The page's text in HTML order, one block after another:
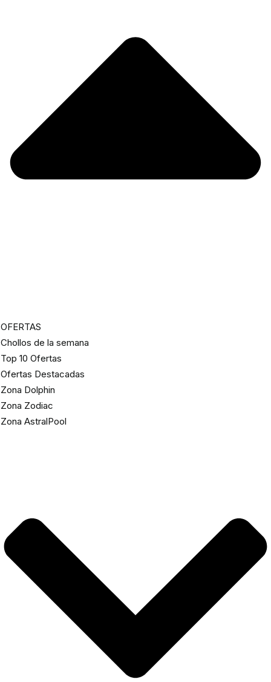
OFERTAS
Chollos de la semana
Top 10 Ofertas
Ofertas Destacadas
Zona Dolphin
Zona Zodiac
Zona AstralPool